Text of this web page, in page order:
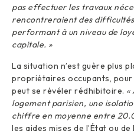
pas effectuer les travaux
rencontreraient des
performant à un niveau de
capitale. »
La situation n’est guère plus
propriétaires occupants,
peut se révéler rédhibitoire. «
logement parisien, une
chiffre en moyenne entre
les aides mises de l’État ou